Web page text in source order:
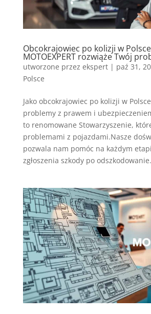
Obcokrajowiec po kolizji w
MOTOEXPERT rozwiąże Twój
utworzone przez ekspert| paź 31,
Polsce
Jako obcokrajowiec po kolizji w
problemy z prawem i
to renomowane Stowarzyszenie,
problemami z pojazdami.Nasze
pozwala nam pomóc na każdym
zgłoszenia szkody po